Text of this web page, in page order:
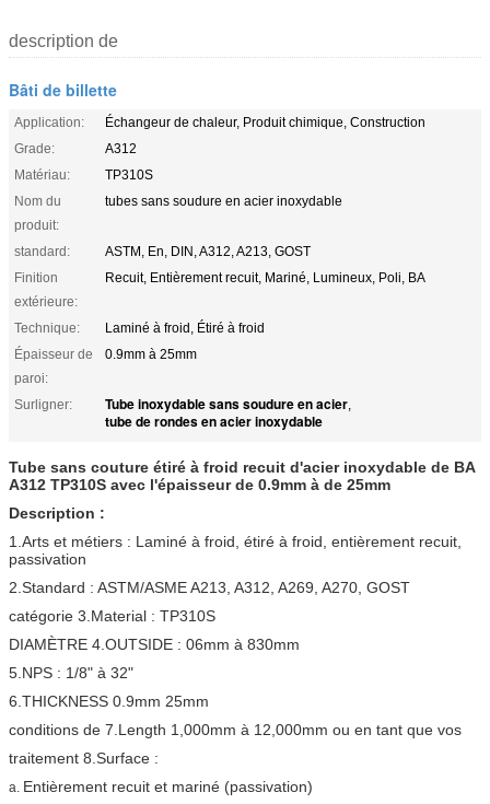
description de
Bâti de billette
Application:
Échangeur de chaleur, Produit chimique, Construction
Grade:
A312
Matériau:
TP310S
Nom du
produit:
tubes sans soudure en acier inoxydable
standard:
ASTM, En, DIN, A312, A213, GOST
Finition
extérieure:
Recuit, Entièrement recuit, Mariné, Lumineux, Poli, BA
Technique:
Laminé à froid, Étiré à froid
Épaisseur de
paroi:
0.9mm à 25mm
Surligner: Tube inoxydable sans soudure en acier,
tube de rondes en acier inoxydable
Tube sans couture étiré à froid recuit d'acier inoxydable de BA
A312 TP310S avec l'épaisseur de 0.9mm à de 25mm
Description :
1.Arts et métiers : Laminé à froid, étiré à froid, entièrement recuit,
passivation
2.Standard : ASTM/ASME A213, A312, A269, A270, GOST
catégorie 3.Material : TP310S
DIAMÈTRE 4.OUTSIDE : 06mm à 830mm
5.NPS : 1/8" à 32"
6.THICKNESS 0.9mm 25mm
conditions de 7.Length 1,000mm à 12,000mm ou en tant que vos
traitement 8.Surface :
a. Entièrement recuit et mariné (passivation)